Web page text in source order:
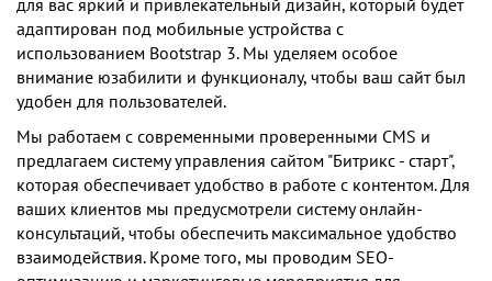
для вас яркий и привлекательный дизайн, который будет
адаптирован под мобильные устройства с
использованием Bootstrap 3. Мы уделяем особое
внимание юзабилити и функционалу, чтобы ваш сайт был
удобен для пользователей.
Мы работаем с современными проверенными CMS и
предлагаем систему управления сайтом "Битрикс - старт",
которая обеспечивает удобство в работе с контентом. Для
ваших клиентов мы предусмотрели систему онлайн-
консультаций, чтобы обеспечить максимальное удобство
взаимодействия. Кроме того, мы проводим SEO-